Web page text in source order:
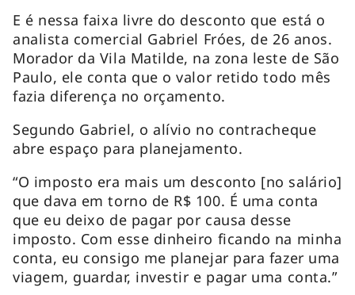
E é nessa faixa livre do desconto que está o
analista comercial Gabriel Fróes, de 26 anos.
Morador da Vila Matilde, na zona leste de São
Paulo, ele conta que o valor retido todo mês
fazia diferença no orçamento.
Segundo Gabriel, o alívio no contracheque
abre espaço para planejamento.
“O imposto era mais um desconto [no salário]
que dava em torno de R$ 100. É uma conta
que eu deixo de pagar por causa desse
imposto. Com esse dinheiro ficando na minha
conta, eu consigo me planejar para fazer uma
viagem, guardar, investir e pagar uma conta.”